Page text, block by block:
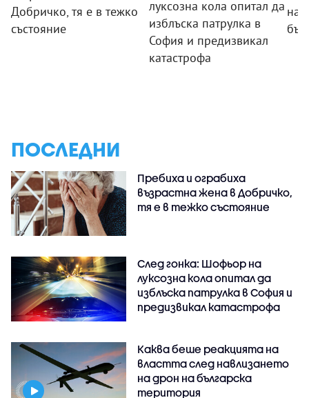
Добричко, тя е в тежко
състояние
луксозна кола опитал да
изблъска патрулка в
София и предизвикал
катастрофа
ПОСЛЕДНИ
Пребиха и ограбиха
възрастна жена в Добричко,
тя е в тежко състояние
След гонка: Шофьор на
луксозна кола опитал да
изблъска патрулка в София и
предизвикал катастрофа
Каква беше реакцията на
властта след навлизането
на дрон на българска
територия